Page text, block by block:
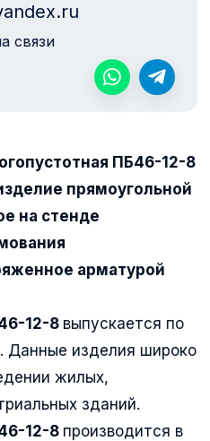
связи
ПБ46-12-8
прямоугольной
на стенде
арматурой
12-8 выпускается по
Данные изделия широко
жилых,
зданий.
12-8 производится в